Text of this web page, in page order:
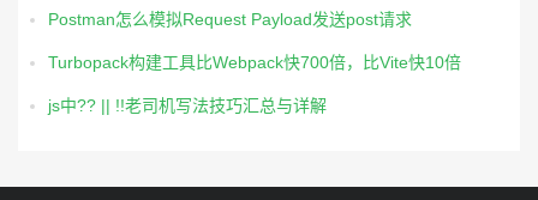
Postman怎么模拟Request Payload发送post请求
Turbopack构建工具比Webpack快700倍，比Vite快10倍
js中?? || !!老司机写法技巧汇总与详解